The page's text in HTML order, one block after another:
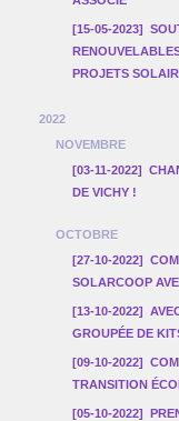
[15-05-2023]
PROJETS
2022
NOVEMBRE
[03-11-2022]
DE VICHY !
OCTOBRE
[27-10-2022]
SOLARCOOP
[13-10-2022]
GROUPÉE DE
[09-10-2022]
TRANSITION
[05-10-2022]